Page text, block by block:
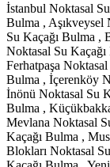
İstanbul Noktasal
Bulma , Aşıkveysel
Su Kaçağı Bulma ,
Noktasal Su
Ferhatpaşa
Bulma , İçerenköy
İnönü Noktasal Su
Bulma ,
Mevlana Noktasal
Kaçağı Bulma ,
Blokları Noktasal